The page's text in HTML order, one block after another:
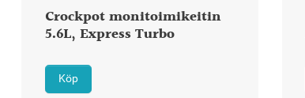
Crockpot monitoimikeitin
5.6L, Express Turbo
Köp